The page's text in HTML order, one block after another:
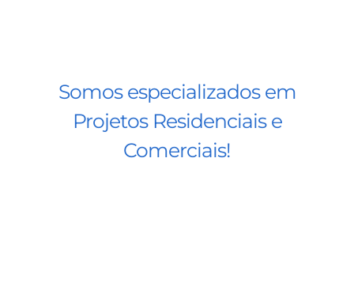
Somos especializados em
Projetos Residenciais e
Comerciais!